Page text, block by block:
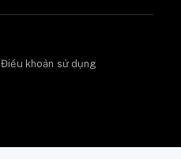
Điều khoản sử dụng